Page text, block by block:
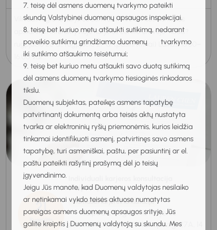
7. teisę dėl asmens duomenų tvarkymo pateikti
skundą Valstybinei duomenų apsaugos inspekcijai.
8. teisę bet kuriuo metu atšaukti sutikimą, nedarant
poveikio sutikimu grindžiamo duomenų tvarkymo
iki sutikimo atšaukimo teisėtumui;
9. teisę bet kuriuo metu atšaukti savo duotą sutikimą
dėl asmens duomenų tvarkymo tiesioginės rinkodaros
tikslu.
Duomenų subjektas, pateikęs asmens tapatybę
patvirtinantį dokumentą arba teisės aktų nustatyta
tvarka ar elektroninių ryšių priemonėmis, kurios leidžia
tinkamai identifikuoti asmenį, patvirtinęs savo asmens
tapatybę, turi asmeniškai, paštu, per pasiuntinį ar el.
paštu pateikti rašytinį prašymą dėl jo teisių
įgyvendinimo.
Jeigu Jūs manote, kad Duomenų valdytojas nesilaiko
ar netinkamai vykdo teisės aktuose numatytas
pareigas asmens duomenų apsaugos srityje, Jūs
galite kreiptis į Duomenų valdytoją su skundu. Mes
Vilniaus regiono karjeros centras kviečia visus norinčius
apsilankyti Interaktyvioje Karjeros centro erdvėje. Kada?
rugpjūčio 20 d., rugpjūčio 27 d. (pasirinktinai) Laikas: 13.00–
16.00 val...
21
Rugpjūtis
2026
Klaipėdoje
Individuali karjeros konsultacija
Klaipėda, Regioninis karjeros
centras "KARJERAS", Naikupės g. 27A, 14